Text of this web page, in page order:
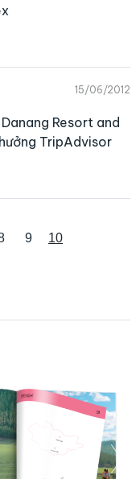
15/06/2012
Resort and
TripAdvisor
9 10